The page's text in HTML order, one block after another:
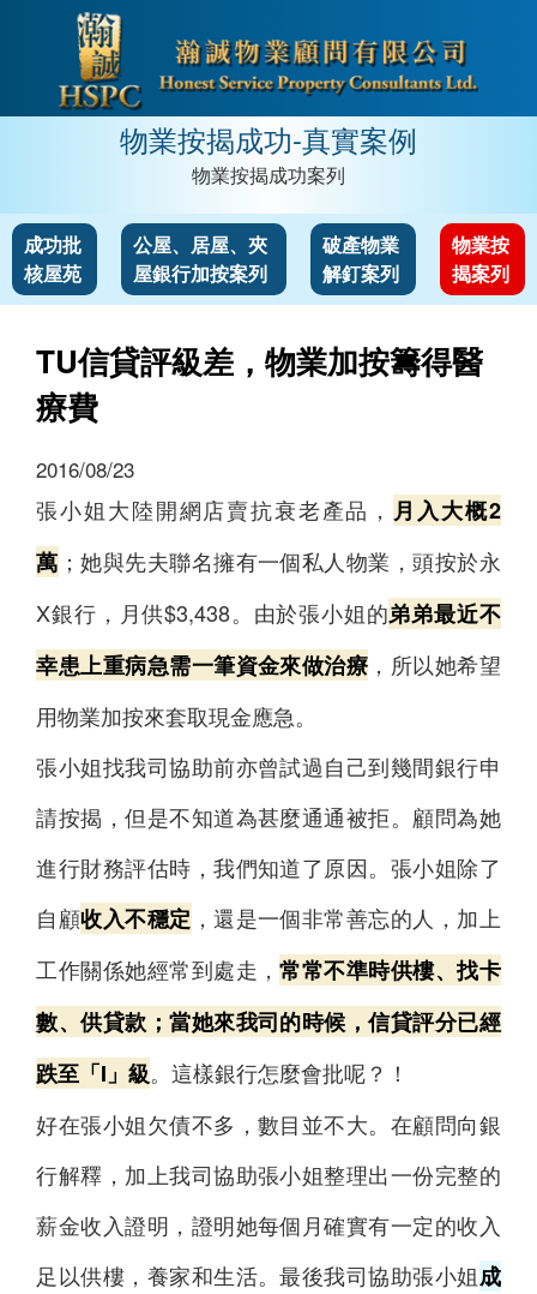
物業按揭成功-真實案例
物業按揭成功案列
成功批
核屋苑
公屋、居屋、夾
屋銀行加按案列
破產物業
解釘案列
物業按
揭案列
TU信貸評級差，物業加按籌得醫
療費
2016/08/23
張小姐大陸開網店賣抗衰老產品， 月入大概2
萬 ；她與先夫聯名擁有一個私人物業，頭按於永
X銀行，月供$3,438。由於張小姐的弟弟最近不
幸患上重病急需一筆資金來做治療 ，所以她希望
用物業加按來套取現金應急。
張小姐找我司協助前亦曾試過自己到幾間銀行申
請按揭，但是不知道為甚麼通通被拒。顧問為她
進行財務評估時，我們知道了原因。張小姐除了
自顧收入不穩定 ，還是一個非常善忘的人，加上
工作關係她經常到處走，常常不準時供樓、找卡
數、供貸款；當她來我司的時候，信貸評分已經
跌至「I」級。這樣銀行怎麼會批呢？！
好在張小姐欠債不多，數目並不大。在顧問向銀
行解釋，加上我司協助張小姐整理出一份完整的
薪金收入證明，證明她每個月確實有一定的收入
足以供樓，養家和生活。最後我司協助張小姐成